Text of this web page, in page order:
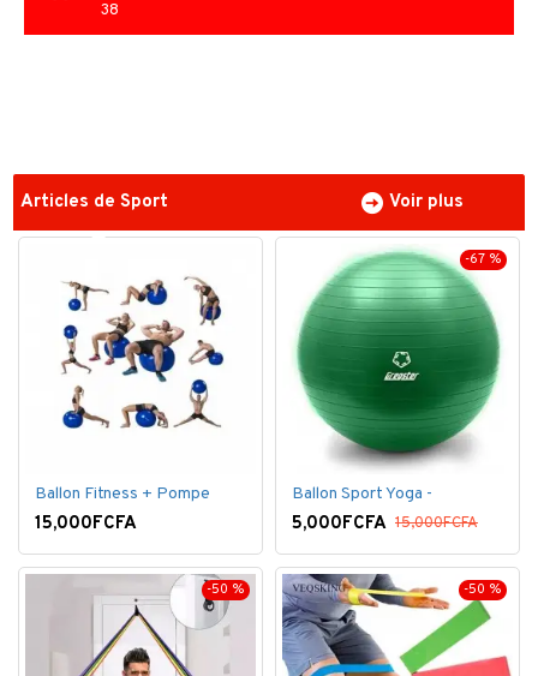
38
Articles de Sport Voir plus
Ballon Fitness + Pompe
15,000FCFA
-67 %
Ballon Sport Yoga -
5,000FCFA 15,000FCFA
-50 % -50 %